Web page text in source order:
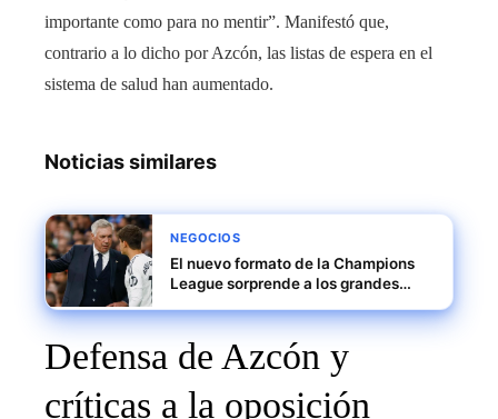
importante como para no mentir”. Manifestó que,
contrario a lo dicho por Azcón, las listas de espera en el
sistema de salud han aumentado.
Noticias similares
NEGOCIOS
El nuevo formato de la Champions
League sorprende a los grandes
Defensa de Azcón y
críticas a la oposición